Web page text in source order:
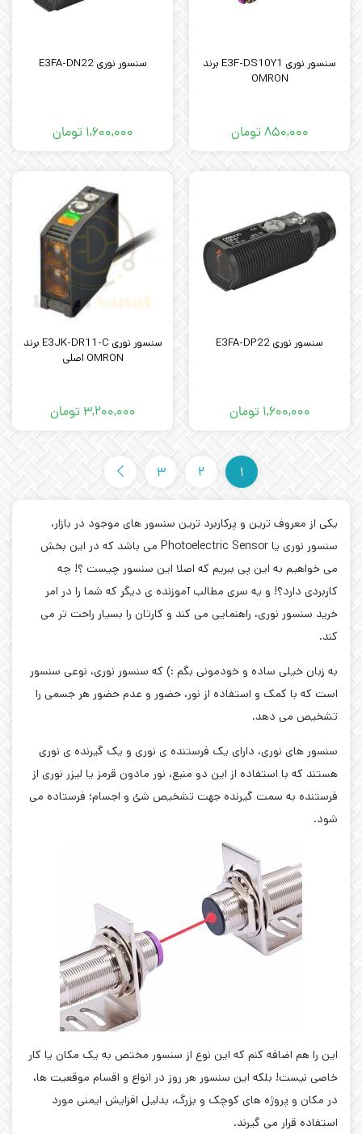
سنسور نوری E3F-DS10Y1 برند
OMRON
۸۵۰,۰۰۰تومان
سنسور نوری E3FA-DN22
۱,۶۰۰,۰۰۰ تومان
سنسور نوری E3FA-DP22
۱,۶۰۰,۰۰۰ تومان
سنسور نوری E3JK-DR11-C برند
OMRON اصلی
۳,۲۰۰,۰۰۰ تومان
1
2
3
یکی از معروف ترین و پرکاربرد ترین سنسور های موجود در بازار،
سنسور نوری یا Photoelectric Sensor می باشد که در این بخش
می خواهیم به این پی ببریم که اصلا این سنسور چیست ؟! چه
کاربردی دارد؟! و یه سری مطالب آموزنده ی دیگر که شما را در امر
خرید سنسور نوری، راهنمایی می کند و کارتان را بسیار راحت تر می
کند.
به زبان خیلی ساده و خودمونی بگم :) که سنسور نوری، نوعی سنسور
است که با کمک و استفاده از نور، حضور و عدم حضور هر جسمی را
تشخیص می دهد.
سنسور های نوری، دارای یک فرستنده ی نوری و یک گیرنده ی نوری
هستند که با استفاده از این دو منبع، نور مادون قرمز یا لیزر نوری از
فرستنده به سمت گیرنده جهت تشخیص شئ و اجسام؛ فرستاده می
شود.
این را هم اضافه کنم که این نوع از سنسور مختص به یک مکان یا کار
خاصی نیست! بلکه این سنسور هر روز در انواع و اقسام موقعیت ها،
در مکان و پروژه های کوچک و بزرگ، بدلیل افزایش ایمنی مورد
استفاده قرار می گیرند.